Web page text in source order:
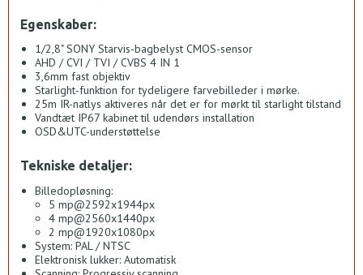
Egenskaber:
1/2,8" SONY Starvis-bagbelyst CMOS-sensor
AHD / CVI / TVI / CVBS 4 IN 1
3,6mm fast objektiv
Starlight-funktion for tydeligere farvebilleder i mørke.
25m IR-natlys aktiveres når det er for mørkt til starlight tilstand
Vandtæt IP67 kabinet til udendørs installation
OSD&UTC-understøttelse
Tekniske detaljer:
Billedopløsning:
5 mp@2592x1944px
4 mp@2560x1440px
2 mp@1920x1080px
System: PAL / NTSC
Elektronisk lukker: Automatisk